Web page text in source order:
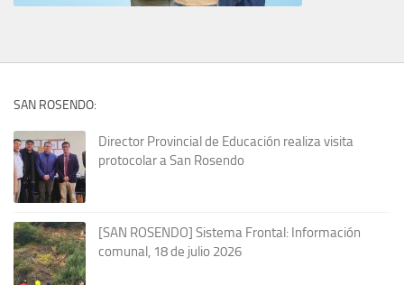
SAN ROSENDO:
Director Provincial de Educación realiza visita
protocolar a San Rosendo
[SAN ROSENDO] Sistema Frontal: Información
comunal, 18 de julio 2026